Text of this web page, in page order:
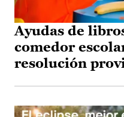
Ayudas de
comedor
resolución